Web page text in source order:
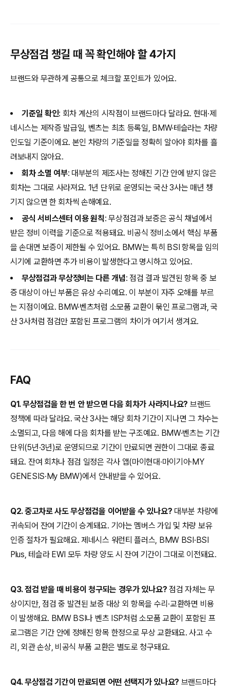
무상점검 챙길 때 꼭 확인해야 할 4가지
브랜드와 무관하게 공통으로 체크할 포인트가 있어요.
기준일 확인: 회차 계산의 시작점이 브랜드마다 달라요. 현대·제
네시스는 제작증 발급일, 벤츠는 최초 등록일, BMW·테슬라는 차량
인도일 기준이에요. 본인 차량의 기준일을 정확히 알아야 회차를 흘
려보내지 않아요.
회차 소멸 여부: 대부분의 제조사는 정해진 기간 안에 받지 않은
회차는 그대로 사라져요. 1년 단위로 운영되는 국산 3사는 매년 챙
기지 않으면 한 회차씩 손해예요.
공식 서비스센터 이용 원칙: 무상점검과 보증은 공식 채널에서
받은 정비 이력을 기준으로 적용돼요. 비공식 정비소에서 핵심 부품
을 손대면 보증이 제한될 수 있어요. BMW는 특히 BSI 항목을 임의
시기에 교환하면 추가 비용이 발생한다고 명시하고 있어요.
무상점검과 무상정비는 다른 개념: 점검 결과 발견된 항목 중 보
증 대상이 아닌 부품은 유상 수리예요. 이 부분이 자주 오해를 부르
는 지점이에요. BMW·벤츠처럼 소모품 교환이 묶인 프로그램과, 국
산 3사처럼 점검만 포함된 프로그램의 차이가 여기서 생겨요.
FAQ
Q1. 무상점검을 한 번 안 받으면 다음 회차가 사라지나요? 브랜드
정책에 따라 달라요. 국산 3사는 해당 회차 기간이 지나면 그 차수는
소멸되고, 다음 해에 다음 회차를 받는 구조예요. BMW·벤츠는 기간
단위(5년·3년)로 운영되므로 기간이 만료되면 권한이 그대로 종료
돼요. 잔여 회차나 점검 일정은 각사 앱(마이현대·마이기아·MY
GENESIS·My BMW)에서 안내받을 수 있어요.
Q2. 중고차로 사도 무상점검을 이어받을 수 있나요? 대부분 차량에
귀속되어 잔여 기간이 승계돼요. 기아는 멤버스 가입 및 차량 보유
인증 절차가 필요해요. 제네시스 워런티 플러스, BMW BSI·BSI
Plus, 테슬라 EWI 모두 차량 양도 시 잔여 기간이 그대로 이전돼요.
Q3. 점검 받을 때 비용이 청구되는 경우가 있나요? 점검 자체는 무
상이지만, 점검 중 발견된 보증 대상 외 항목을 수리·교환하면 비용
이 발생해요. BMW BSI나 벤츠 ISP처럼 소모품 교환이 포함된 프
로그램은 기간 안에 정해진 항목 한정으로 무상 교환돼요. 사고 수
리, 외관 손상, 비공식 부품 교환은 별도로 청구돼요.
Q4. 무상점검 기간이 만료되면 어떤 선택지가 있나요? 브랜드마다